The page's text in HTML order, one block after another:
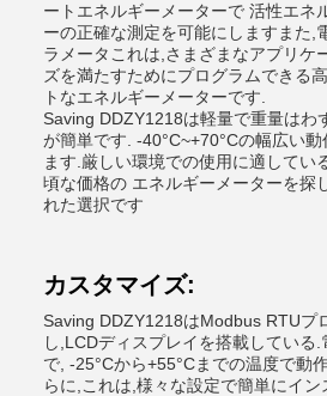
ートエネルギーメーターで 活性エネ
ーの正確な測定を可能にしますまた,
ラメータこれは,さまざまなアプリケ
ズを満たすためにプログラムできる
トなエネルギーメーターです.
Saving DDZY1218は軽量で重量はわ
が簡単です. -40°C~+70°Cの幅広い
ます.厳しい環境での使用に適してい
頃な価格の エネルギーメーターを探
れた選択です
カスタマイズ:
Saving DDZY1218はModbus RTUプ
し,LCDディスプレイを搭載している
で, -25°Cから+55°Cまでの温度で動
らに,これは,様々な設定で簡単にイン